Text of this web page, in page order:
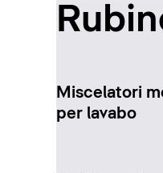
Miscelatori
per lavabo